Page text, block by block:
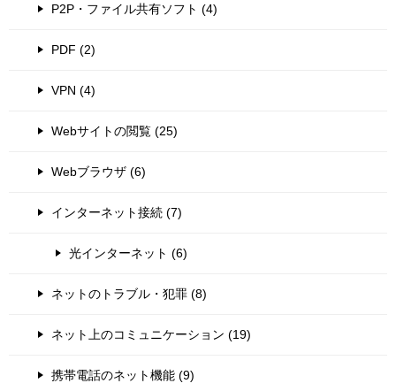
P2P・ファイル共有ソフト (4)
PDF (2)
VPN (4)
Webサイトの閲覧 (25)
Webブラウザ (6)
インターネット接続 (7)
光インターネット (6)
ネットのトラブル・犯罪 (8)
ネット上のコミュニケーション (19)
携帯電話のネット機能 (9)